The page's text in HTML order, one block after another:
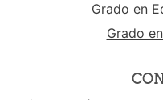
Grado en
Grado